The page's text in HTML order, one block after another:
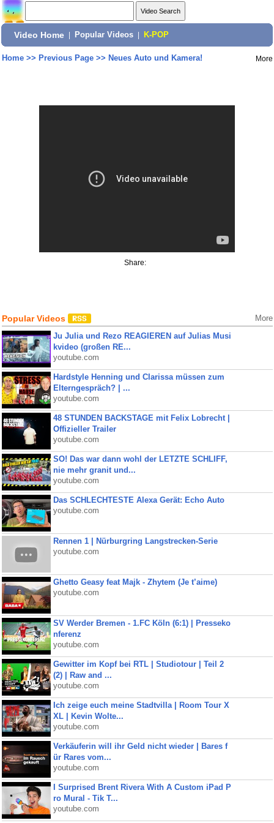
Video Home Popular Videos K-POP
Home>> Previous Page>> Neues Auto und Kamera! More
Share:
Popular Videos More
Ju Julia und Rezo REAGIEREN auf Julias Musi
kvideo (großen RE...
youtube.com
Hardstyle Henning und Clarissa müssen zum
Elterngespräch? | ...
youtube.com
48 STUNDEN BACKSTAGE mit Felix Lobrecht |
Offizieller Trailer
youtube.com
SO! Das war dann wohl der LETZTE SCHLIFF,
nie mehr granit und...
youtube.com
Das SCHLECHTESTE Alexa Gerät: Echo Auto
youtube.com
Rennen 1 | Nürburgring Langstrecken-Serie
youtube.com
Ghetto Geasy feat Majk - Zhytem (Je t’aime)
youtube.com
SV Werder Bremen - 1.FC Köln (6:1) | Presseko
nferenz
youtube.com
Gewitter im Kopf bei RTL | Studiotour | Teil 2
(2) | Raw and ...
youtube.com
Ich zeige euch meine Stadtvilla | Room Tour X
XL | Kevin Wolte...
youtube.com
Verkäuferin will ihr Geld nicht wieder | Bares f
ür Rares vom...
youtube.com
I Surprised Brent Rivera With A Custom iPad P
ro Mural - Tik T...
youtube.com